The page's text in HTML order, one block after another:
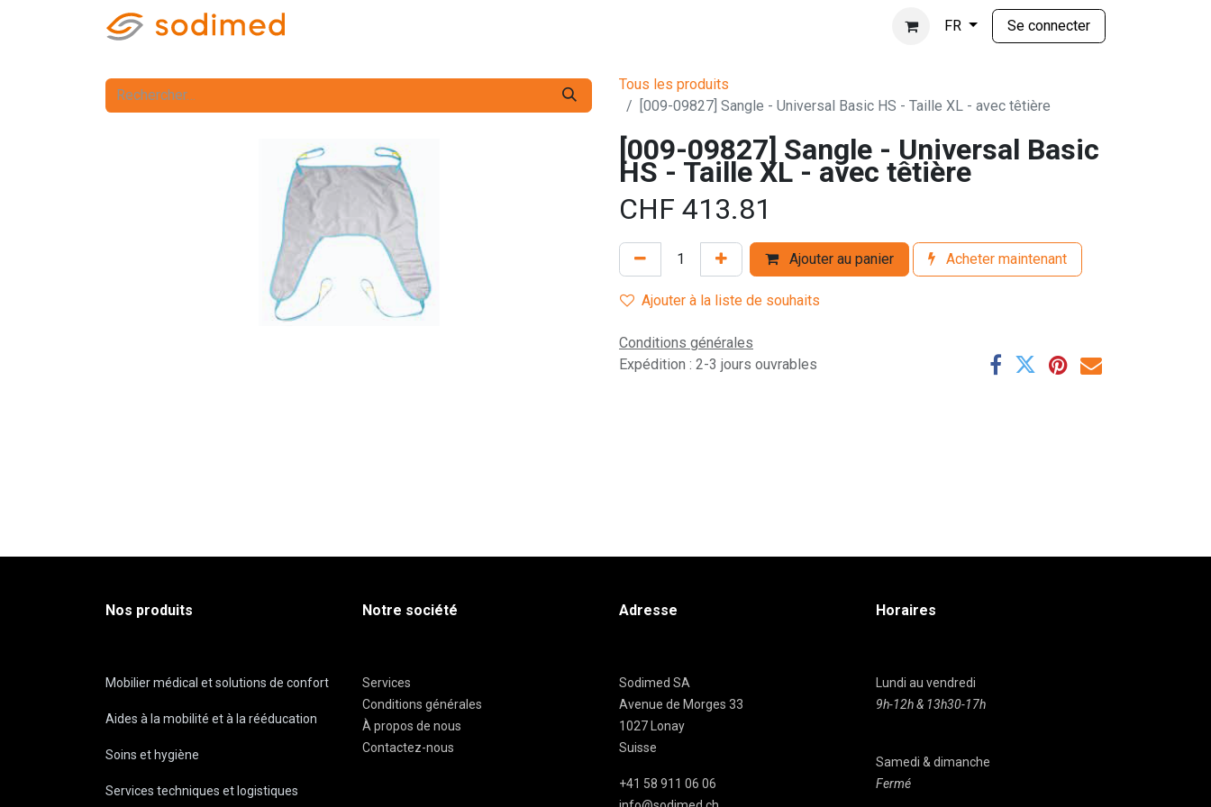
FR Se connecter
Tous les produits
[009-09827] Sangle - Universal Basic HS - Taille XL - avec têtière
[009-09827] Sangle - Universal Basic
HS - Taille XL - avec têtière
CHF 413.81
Ajouter au panier Acheter maintenant
Ajouter à la liste de souhaits
Conditions générales
Expédition : 2-3 jours ouvrables
Nos produits
Mobilier médical et solutions de confort
Aides à la mobilité et à la rééducation
Soins et hygiène
Services techniques et logistiques
Notre société
Services
Conditions générales
À propos de nous
Contactez-nous
Adresse
Sodimed SA
Avenue de Morges 33
1027 Lonay
Suisse
+41 58 911 06 06
Horaires
Lundi au vendredi
9h-12h & 13h30-17h
Samedi & dimanche
Fermé